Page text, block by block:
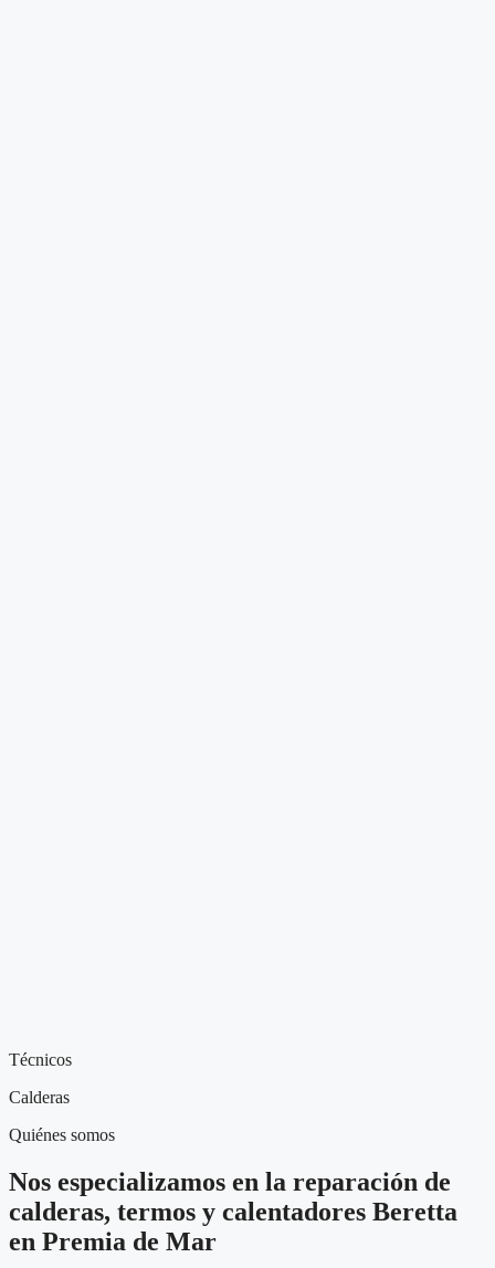
Técnicos
Calderas
Quiénes somos
Nos especializamos en la reparación de
calderas, termos y calentadores Beretta
en Premia de Mar